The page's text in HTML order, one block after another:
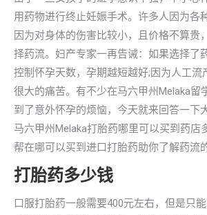
用药物进行终止妊娠手术。许多人因为各
因为对身体的伤害比较小，且价格不算贵
择药流。妇产专家一再告诫：如果选择了
控制怀孕天数，孕期越短越好;因为人工流
很大的痛苦。有不少在马六甲州Melaka留
到了意外怀孕的烦恼，今天就来回答一下
马六甲州Melaka打胎药哪里可以买到药店
帮在哪可以买到进口打胎药助你了解药流
打胎药多少钱
口服打胎药一般需要400元左右，但是只